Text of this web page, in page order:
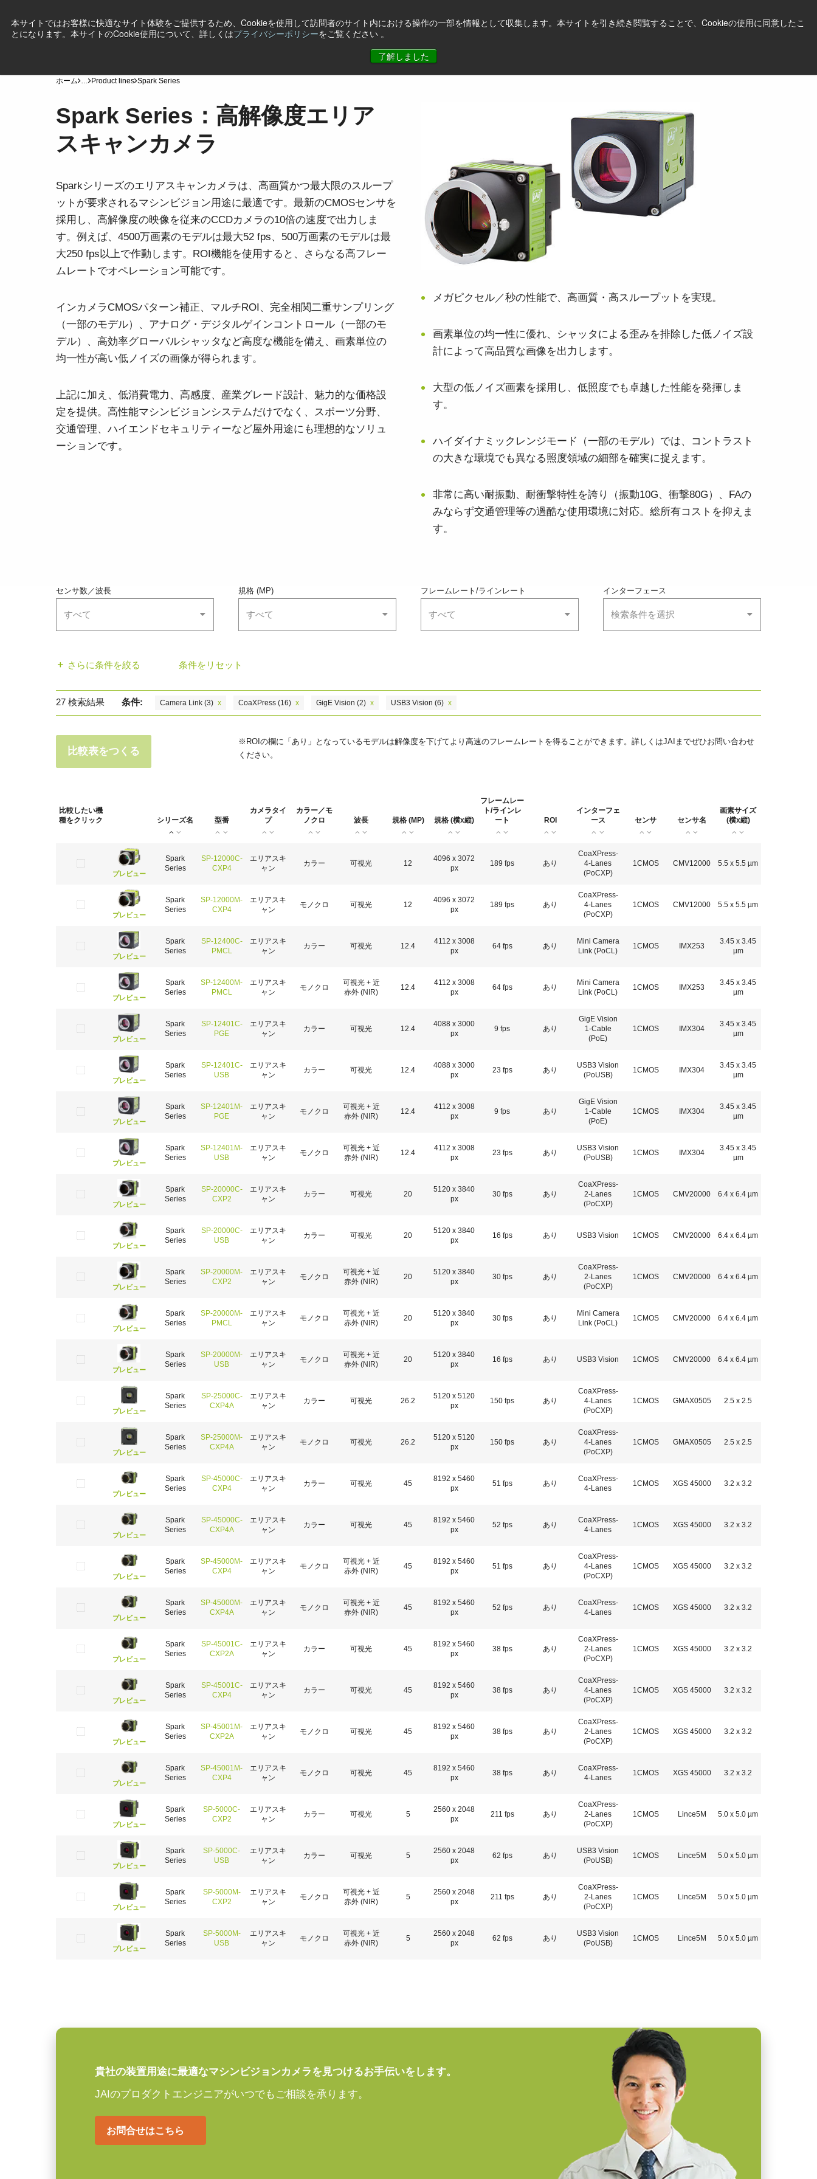
本サイトではお客様に快適なサイト体験をご提供するため、Cookieを使用して訪問者のサイト内における操作の一部を情報として収集します。本サイトを引き続き閲覧することで、Cookieの使用に同意したこ
とになります。本サイトのCookie使用について、詳しくはプライバシーポリシーをご覧ください 。
了解しました
ホーム Product lines Spark Series
Spark Series：高解像度エリア
スキャンカメラ
Sparkシリーズのエリアスキャンカメラは、高画質かつ最大限のスループ
ットが要求されるマシンビジョン用途に最適です。最新のCMOSセンサを
採用し、高解像度の映像を従来のCCDカメラの10倍の速度で出力しま
す。例えば、4500万画素のモデルは最大52 fps、500万画素のモデルは最
大250 fps以上で作動します。ROI機能を使用すると、さらなる高フレー
ムレートでオペレーション可能です。
インカメラCMOSパターン補正、マルチROI、完全相関二重サンプリング
（一部のモデル）、アナログ・デジタルゲインコントロール（一部のモ
デル）、高効率グローバルシャッタなど高度な機能を備え、画素単位の
均一性が高い低ノイズの画像が得られます。
上記に加え、低消費電力、高感度、産業グレード設計、魅力的な価格設
定を提供。高性能マシンビジョンシステムだけでなく、スポーツ分野、
交通管理、ハイエンドセキュリティーなど屋外用途にも理想的なソリュ
ーションです。
メガピクセル／秒の性能で、高画質・高スループットを実現。
画素単位の均一性に優れ、シャッタによる歪みを排除した低ノイズ設
計によって高品質な画像を出力します。
大型の低ノイズ画素を採用し、低照度でも卓越した性能を発揮しま
す。
ハイダイナミックレンジモード（一部のモデル）では、コントラスト
の大きな環境でも異なる照度領域の細部を確実に捉えます。
非常に高い耐振動、耐衝撃特性を誇り（振動10G、衝撃80G）、FAの
みならず交通管理等の過酷な使用環境に対応。総所有コストを抑えま
す。
センサ数／波長
すべて
規格 (MP)
すべて
フレームレート/ラインレート
すべて
インターフェース
検索条件を選択
さらに条件を絞る 条件をリセット
27 検索結果 条件: Camera Link (3) x CoaXPress (16) x GigE Vision (2) x USB3 Vision (6) x
比較表をつくる
※ROIの欄に「あり」となっているモデルは解像度を下げてより高速のフレームレートを得ることができます。詳しくはJAIまでぜひお問い合わせ
ください。
比較したい機
種をクリック
シリーズ名 型番
カメラタイ
プ
カラー／モ
ノクロ
波長 規格 (MP) 規格 (横x縦)
フレームレー
ト/ラインレ
ート
ROI
インターフェ
ース
センサ センサ名
画素サイズ
(横x縦)
プレビュー
Spark
Series
SP-12000C-
CXP4
エリアスキ
ャン
カラー 可視光 12
4096 x 3072
px
189 fps あり
CoaXPress-
4-Lanes
(PoCXP)
1CMOS CMV12000 5.5 x 5.5 µm
プレビュー
Spark
Series
SP-12000M-
CXP4
エリアスキ
ャン
モノクロ 可視光 12
4096 x 3072
px
189 fps あり
CoaXPress-
4-Lanes
(PoCXP)
1CMOS CMV12000 5.5 x 5.5 µm
プレビュー
Spark
Series
SP-12400C-
PMCL
エリアスキ
ャン
カラー 可視光 12.4
4112 x 3008
px
64 fps あり
Mini Camera
Link (PoCL)
1CMOS IMX253
3.45 x 3.45
µm
プレビュー
Spark
Series
SP-12400M-
PMCL
エリアスキ
ャン
モノクロ
可視光 + 近
赤外 (NIR)
12.4
4112 x 3008
px
64 fps あり
Mini Camera
Link (PoCL)
1CMOS IMX253
3.45 x 3.45
µm
プレビュー
Spark
Series
SP-12401C-
PGE
エリアスキ
ャン
カラー 可視光 12.4
4088 x 3000
px
9 fps あり
GigE Vision
1-Cable
(PoE)
1CMOS IMX304
3.45 x 3.45
µm
プレビュー
Spark
Series
SP-12401C-
USB
エリアスキ
ャン
カラー 可視光 12.4
4088 x 3000
px
23 fps あり
USB3 Vision
(PoUSB)
1CMOS IMX304
3.45 x 3.45
µm
プレビュー
Spark
Series
SP-12401M-
PGE
エリアスキ
ャン
モノクロ
可視光 + 近
赤外 (NIR)
12.4
4112 x 3008
px
9 fps あり
GigE Vision
1-Cable
(PoE)
1CMOS IMX304
3.45 x 3.45
µm
プレビュー
Spark
Series
SP-12401M-
USB
エリアスキ
ャン
モノクロ
可視光 + 近
赤外 (NIR)
12.4
4112 x 3008
px
23 fps あり
USB3 Vision
(PoUSB)
1CMOS IMX304
3.45 x 3.45
µm
プレビュー
Spark
Series
SP-20000C-
CXP2
エリアスキ
ャン
カラー 可視光 20
5120 x 3840
px
30 fps あり
CoaXPress-
2-Lanes
(PoCXP)
1CMOS CMV20000 6.4 x 6.4 µm
プレビュー
Spark
Series
SP-20000C-
USB
エリアスキ
ャン
カラー 可視光 20
5120 x 3840
px
16 fps あり USB3 Vision 1CMOS CMV20000 6.4 x 6.4 µm
プレビュー
Spark
Series
SP-20000M-
CXP2
エリアスキ
ャン
モノクロ
可視光 + 近
赤外 (NIR)
20
5120 x 3840
px
30 fps あり
CoaXPress-
2-Lanes
(PoCXP)
1CMOS CMV20000 6.4 x 6.4 µm
プレビュー
Spark
Series
SP-20000M-
PMCL
エリアスキ
ャン
モノクロ
可視光 + 近
赤外 (NIR)
20
5120 x 3840
px
30 fps あり
Mini Camera
Link (PoCL)
1CMOS CMV20000 6.4 x 6.4 µm
プレビュー
Spark
Series
SP-20000M-
USB
エリアスキ
ャン
モノクロ
可視光 + 近
赤外 (NIR)
20
5120 x 3840
px
16 fps あり USB3 Vision 1CMOS CMV20000 6.4 x 6.4 µm
プレビュー
Spark
Series
SP-25000C-
CXP4A
エリアスキ
ャン
カラー 可視光 26.2
5120 x 5120
px
150 fps あり
CoaXPress-
4-Lanes
(PoCXP)
1CMOS GMAX0505 2.5 x 2.5
プレビュー
Spark
Series
SP-25000M-
CXP4A
エリアスキ
ャン
モノクロ 可視光 26.2
5120 x 5120
px
150 fps あり
CoaXPress-
4-Lanes
(PoCXP)
1CMOS GMAX0505 2.5 x 2.5
プレビュー
Spark
Series
SP-45000C-
CXP4
エリアスキ
ャン
カラー 可視光 45
8192 x 5460
px
51 fps あり
CoaXPress-
4-Lanes
1CMOS XGS 45000 3.2 x 3.2
プレビュー
Spark
Series
SP-45000C-
CXP4A
エリアスキ
ャン
カラー 可視光 45
8192 x 5460
px
52 fps あり
CoaXPress-
4-Lanes
1CMOS XGS 45000 3.2 x 3.2
プレビュー
Spark
Series
SP-45000M-
CXP4
エリアスキ
ャン
モノクロ
可視光 + 近
赤外 (NIR)
45
8192 x 5460
px
51 fps あり
CoaXPress-
4-Lanes
(PoCXP)
1CMOS XGS 45000 3.2 x 3.2
プレビュー
Spark
Series
SP-45000M-
CXP4A
エリアスキ
ャン
モノクロ
可視光 + 近
赤外 (NIR)
45
8192 x 5460
px
52 fps あり
CoaXPress-
4-Lanes
1CMOS XGS 45000 3.2 x 3.2
プレビュー
Spark
Series
SP-45001C-
CXP2A
エリアスキ
ャン
カラー 可視光 45
8192 x 5460
px
38 fps あり
CoaXPress-
2-Lanes
(PoCXP)
1CMOS XGS 45000 3.2 x 3.2
プレビュー
Spark
Series
SP-45001C-
CXP4
エリアスキ
ャン
カラー 可視光 45
8192 x 5460
px
38 fps あり
CoaXPress-
4-Lanes
(PoCXP)
1CMOS XGS 45000 3.2 x 3.2
プレビュー
Spark
Series
SP-45001M-
CXP2A
エリアスキ
ャン
モノクロ 可視光 45
8192 x 5460
px
38 fps あり
CoaXPress-
2-Lanes
(PoCXP)
1CMOS XGS 45000 3.2 x 3.2
プレビュー
Spark
Series
SP-45001M-
CXP4
エリアスキ
ャン
モノクロ 可視光 45
8192 x 5460
px
38 fps あり
CoaXPress-
4-Lanes
1CMOS XGS 45000 3.2 x 3.2
プレビュー
Spark
Series
SP-5000C-
CXP2
エリアスキ
ャン
カラー 可視光 5
2560 x 2048
px
211 fps あり
CoaXPress-
2-Lanes
(PoCXP)
1CMOS Lince5M 5.0 x 5.0 µm
プレビュー
Spark
Series
SP-5000C-
USB
エリアスキ
ャン
カラー 可視光 5
2560 x 2048
px
62 fps あり
USB3 Vision
(PoUSB)
1CMOS Lince5M 5.0 x 5.0 µm
プレビュー
Spark
Series
SP-5000M-
CXP2
エリアスキ
ャン
モノクロ
可視光 + 近
赤外 (NIR)
5
2560 x 2048
px
211 fps あり
CoaXPress-
2-Lanes
(PoCXP)
1CMOS Lince5M 5.0 x 5.0 µm
プレビュー
Spark
Series
SP-5000M-
USB
エリアスキ
ャン
モノクロ
可視光 + 近
赤外 (NIR)
5
2560 x 2048
px
62 fps あり
USB3 Vision
(PoUSB)
1CMOS Lince5M 5.0 x 5.0 µm
貴社の装置用途に最適なマシンビジョンカメラを見つけるお手伝いをします。
JAIのプロダクトエンジニアがいつでもご相談を承ります。
お問合せはこちら